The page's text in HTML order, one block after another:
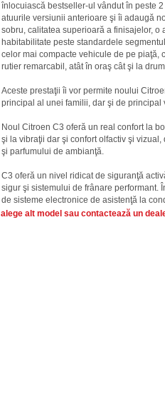
înlocuiască bestseller-ul vândut în peste
atuurile versiunii anterioare şi îi adaugă
sobru, calitatea superioară a finisajelor, o
habitabilitate peste standardele
celor mai compacte vehicule de pe piaţă,
rutier remarcabil, atât în oraş cât şi la
Aceste prestaţii îi vor permite noului
principal al unei familii, dar şi de principal
Noul Citroen C3 oferă un real confort la
şi la vibraţii dar şi confort olfactiv şi
şi parfumului de ambianţă.
C3 oferă un nivel ridicat de siguranţă
sigur şi sistemului de frânare performant.
de sisteme electronice de asistenţă la
alege alt model sau contactează un